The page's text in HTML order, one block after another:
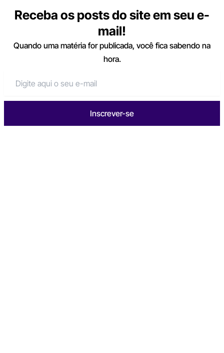
Receba os posts do site em seu e-
mail!
Quando uma matéria for publicada, você fica sabendo na
hora.
Inscrever-se